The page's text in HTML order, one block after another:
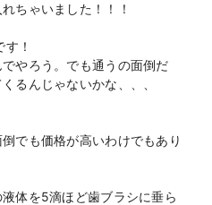
ちゃいました！！！
！
やろう。でも通うの面倒だ
るんじゃないかな、、、
でも価格が高いわけでもあり
体を5滴ほど歯ブラシに垂ら